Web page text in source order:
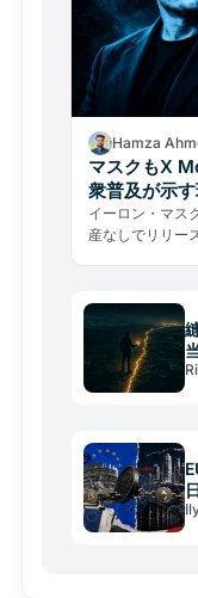
Hamza
マスクもX
衆普及が示
イーロン・マス
産なしでリリー